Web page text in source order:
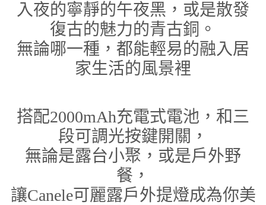
入夜的寧靜的午夜黑，或是散發
復古的魅力的青古銅。
無論哪一種，都能輕易的融入居
家生活的風景裡
搭配2000mAh充電式電池，和三
段可調光按鍵開關，
無論是露台小聚，或是戶外野
餐，
讓Canele可麗露戶外提燈成為你美